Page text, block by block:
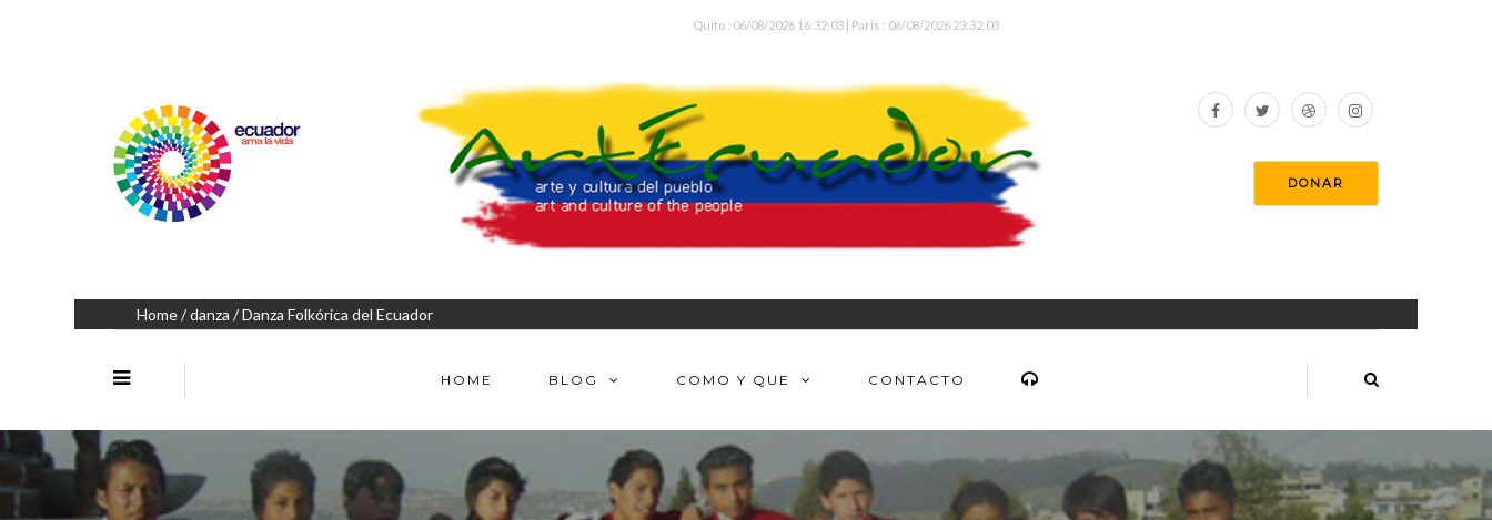
Quito : 06/08/2026 16:32:03 | Paris : 06/08/2026 23:32:03
DONAR
Home/danza / Danza Folkórica del Ecuador
HOME BLOG COMO Y QUE CONTACTO